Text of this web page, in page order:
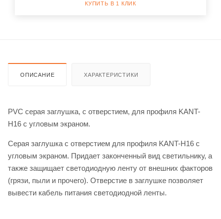
КУПИТЬ В 1 КЛИК
ОПИСАНИЕ ХАРАКТЕРИСТИКИ
PVC серая заглушка, с отверстием, для профиля KANT-
H16 с угловым экраном.
Серая заглушка с отверстием для профиля KANT-H16 с
угловым экраном. Придает законченный вид светильнику, а
также защищает светодиодную ленту от внешних факторов
(грязи, пыли и прочего). Отверстие в заглушке позволяет
вывести кабель питания светодиодной ленты.